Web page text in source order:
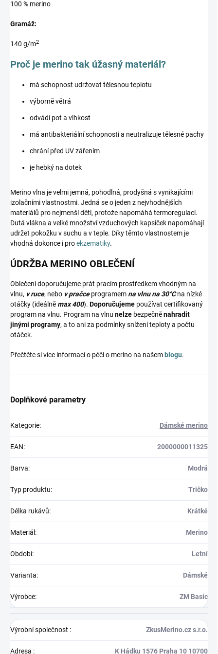
100 % merino
Gramáž:
140 g/m2
Proč je merino tak úžasný materiál?
má schopnost udržovat tělesnou teplotu
výborně větrá
odvádí pot a vlhkost
má antibakteriální schopnosti a neutralizuje tělesné pachy
chrání před UV zářením
je hebký na dotek
Merino vlna je velmi jemná, pohodlná, prodyšná s vynikajícími
izolačními vlastnostmi. Jedná se o jeden z nejvhodnějších
materiálů pro nejmenší děti, protože napomáhá termoregulaci.
Dutá vlákna a velké množství vzduchových kapsiček napomáhají
udržet pokožku v suchu a v teple. Díky těmto vlastnostem je
vhodná dokonce i proekzematiky.
ÚDRŽBA MERINO OBLEČENÍ
Oblečení doporučujeme prát pracím prostředkem vhodným na
vlnu, v ruce, nebo v pračceprogramemna vlnu na 30°Cna nízké
otáčky (ideálněmax 400). Doporučujeme používat certifikovaný
program na vlnu. Program na vlnu nelze bezpečněnahradit
jinými programy, a to ani za podmínky snížení teploty a počtu
otáček.
Přečtěte si více informací o péči o merino na našem blogu.
Doplňkové parametry
Kategorie: Dámské merino
EAN: 2000000011325
Barva: Modrá
Typ produktu: Tričko
Délka rukávů: Krátké
Materiál : Merino
Období: Letní
Varianta: Dámské
Výrobce: ZM Basic
Výrobní společnost : ZkusMerino.cz s.r.o.
Adresa : K Hádku 1576 Praha 10 10700